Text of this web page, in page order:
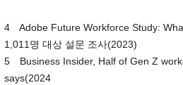
4　Adobe Future Workforce Study:
1,011명 대상 설문 조사(2023)
5　Business Insider, Half of Gen Z
says(2024